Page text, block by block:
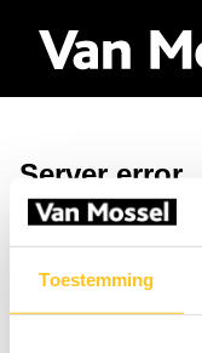
Toestemming
Server error